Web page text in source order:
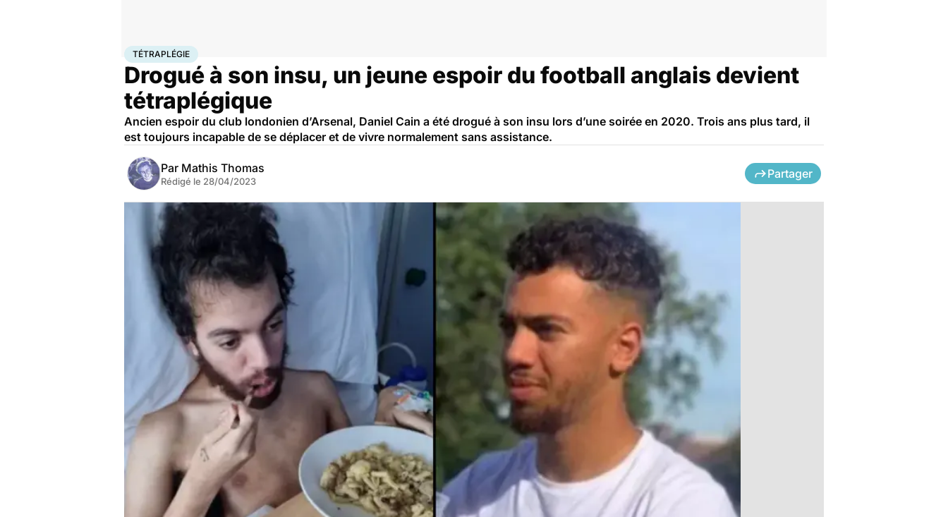
AccueilSantéTétraplégie
TÉTRAPLÉGIE
Drogué à son insu, un jeune espoir du football anglais devient
tétraplégique
Ancien espoir du club londonien d’Arsenal, Daniel Cain a été drogué à son insu lors d’une soirée en 2020. Trois ans plus tard, il
est toujours incapable de se déplacer et de vivre normalement sans assistance.
Par Mathis Thomas
Rédigé le 28/04/2023
Partager